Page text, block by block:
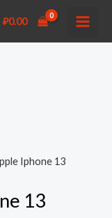
₽0.00
Iphone 13
13